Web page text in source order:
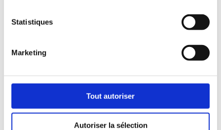
Statistiques
Marketing
Tout autoriser
Autoriser la sélection